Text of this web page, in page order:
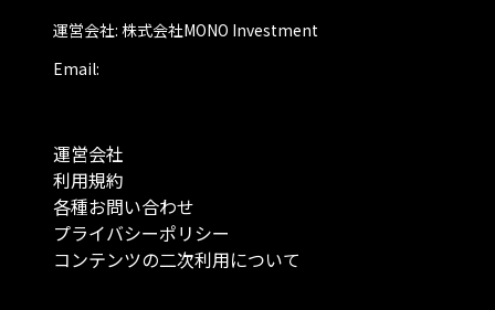
運営会社: 株式会社MONO Investment
Email:
運営会社
利用規約
各種お問い合わせ
プライバシーポリシー
コンテンツの二次利用について